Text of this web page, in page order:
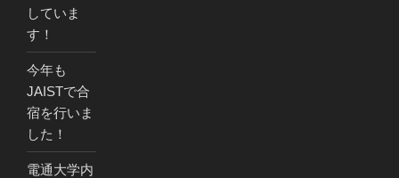
していま
す！
今年も
JAISTで合
宿を行いま
した！
電通大学内